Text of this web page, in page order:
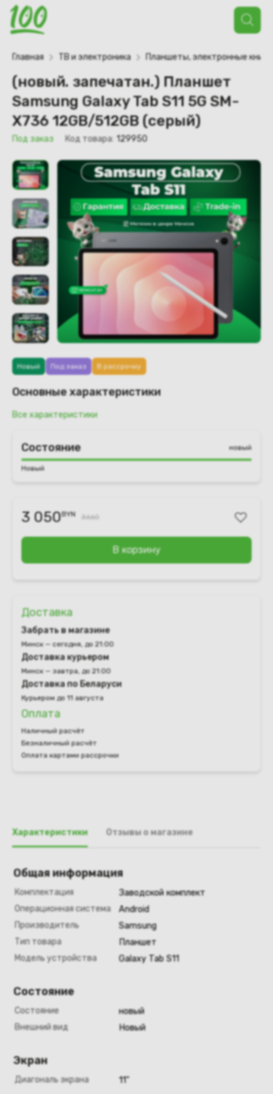
Поиск
товаров
Главная ТВ и электроника Планшеты, электронные книги
(новый. запечатан.) Планшет
Samsung Galaxy Tab S11 5G SM-
X736 12GB/512GB (серый)
Под заказ Код товара: 129950
Новый Под заказ В рассрочку
Основные характеристики
Все характеристики
Состояние новый
Новый
3 050BYN 3660
В корзину
Доставка
Забрать в магазине
Минск — сегодня, до 21:00
Доставка курьером
Минск — завтра, до 21:00
Доставка по Беларуси
Курьером до 11 августа
Оплата
Наличный расчёт
Безналичный расчёт
Оплата картами рассрочки
Характеристики Отзывы о магазине
Общая информация
Комплектация
Заводской комплект
Операционная система
Android
Производитель
Samsung
Тип товара
Планшет
Модель устройства
Galaxy Tab S11
Состояние
Состояние
новый
Внешний вид
Новый
Экран
Диагональ экрана 11"